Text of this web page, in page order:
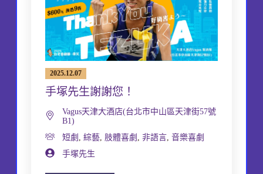
2025.12.07
手塚先生謝謝您！
Vagus天津大酒店(台北市中山區天津街57號
B1)
短劇
綜藝, 肢體喜劇 非語言, 音樂喜劇
手塚先生